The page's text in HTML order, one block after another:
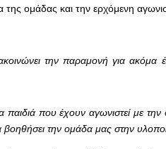
της ομάδας και την ερχόμενη
την παραμονή για ακόμα
που έχουν αγωνιστεί με
βοηθήσει την ομάδα μας στην